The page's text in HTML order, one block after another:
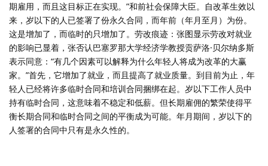
期雇用，而且这目标正在实现。”和前社会保障大臣。自改革生效以
来，岁以下的人已签署了份永久合同，而年前（年月至月）为份。
这是增加了，而临时的只增加了。劳改痕迹：张图显示劳改对就业
的影响已显着，张否认巴塞罗那大学经济学教授贡萨洛·贝尔纳多斯
表示同意：“有几个因素可以解释为什么年轻人将成为改革的大赢
家。”首先，它增加了就业，而且提高了就业质量。到目前为止，年
轻人已经将许多临时合同和培训合同捆绑在起。岁以下工作人员中
持有临时合同，这意味着不稳定和低薪。但长期雇佣的繁荣使得平
衡长期合同和临时合同之间的平衡成为可能。年月期间，岁以下的
人签署的合同中只有是永久性的。